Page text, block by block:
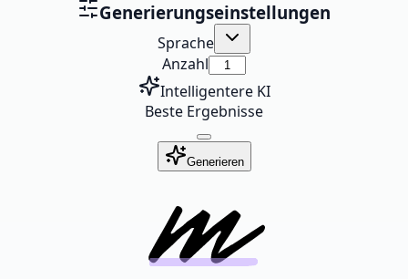
Generierungseinstellungen
Sprache
Anzahl
Intelligentere KI
Beste Ergebnisse
Generieren